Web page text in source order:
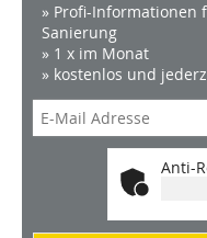
» Profi-Informationen
Sanierung
» 1 x im Monat
» kostenlos und
Anti-